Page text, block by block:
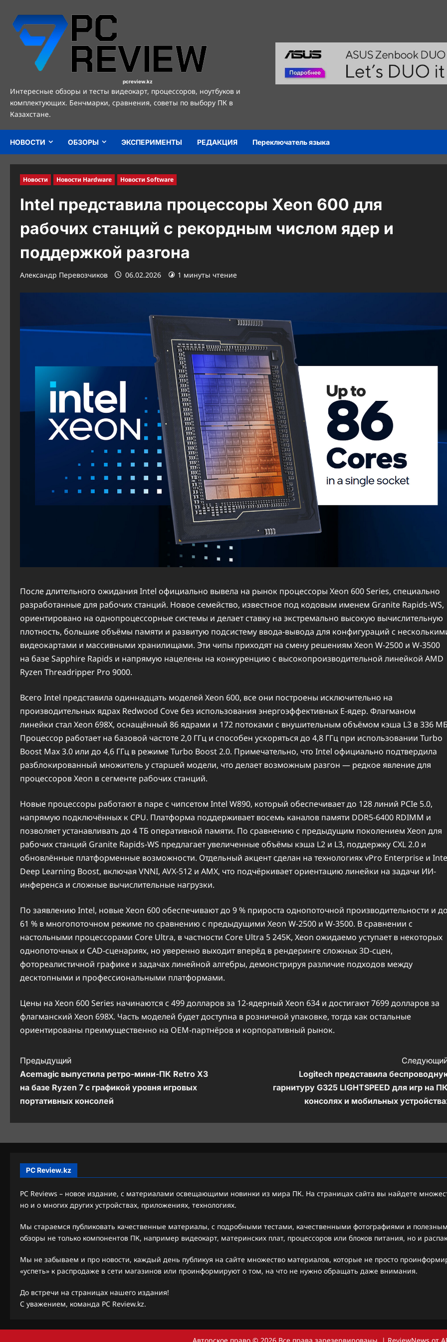
содержимому
pcreview.kz
Интересные обзоры и тесты видеокарт, процессоров, ноутбуков и
комплектующих. Бенчмарки, сравнения, советы по выбору ПК в
Казахстане.
НОВОСТИ ОБЗОРЫ ЭКСПЕРИМЕНТЫ РЕДАКЦИЯ Переключатель языка
Новости Новости Hardware Новости Software
Intel представила процессоры Xeon 600 для
рабочих станций с рекордным числом ядер и
поддержкой разгона
Александр Перевозчиков 06.02.2026 1 минуты чтение
После длительного ожидания Intel официально вывела на рынок процессоры Xeon 600 Series, специально
разработанные для рабочих станций. Новое семейство, известное под кодовым именем Granite Rapids-WS,
ориентировано на однопроцессорные системы и делает ставку на экстремально высокую вычислительную
плотность, большие объёмы памяти и развитую подсистему ввода-вывода для конфигураций с
видеокартами и массивными хранилищами. Эти чипы приходят на смену решениям Xeon W-2500 и W-3500
на базе Sapphire Rapids и напрямую нацелены на конкуренцию с высокопроизводительной линейкой AMD
Ryzen Threadripper Pro 9000.
Всего Intel представила одиннадцать моделей Xeon 600, все они построены исключительно на
производительных ядрах Redwood Cove без использования энергоэффективных E-ядер. Флагманом
линейки стал Xeon 698X, оснащённый 86 ядрами и 172 потоками с внушительным объёмом кэша L3 в 336
Процессор работает на базовой частоте 2,0 ГГц и способен ускоряться до 4,8 ГГц при использовании Turbo
Boost Max 3.0 или до 4,6 ГГц в режиме Turbo Boost 2.0. Примечательно, что Intel официально подтвердила
разблокированный множитель у старшей модели, что делает возможным разгон — редкое явление для
процессоров Xeon в сегменте рабочих станций.
Новые процессоры работают в паре с чипсетом Intel W890, который обеспечивает до 128 линий PCIe 5.0,
напрямую подключённых к CPU. Платформа поддерживает восемь каналов памяти DDR5-6400 RDIMM и
позволяет устанавливать до 4 ТБ оперативной памяти. По сравнению с предыдущим поколением Xeon для
рабочих станций Granite Rapids-WS предлагает увеличенные объёмы кэша L2 и L3, поддержку CXL 2.0 и
обновлённые платформенные возможности. Отдельный акцент сделан на технологиях vPro Enterprise и
Deep Learning Boost, включая VNNI, AVX-512 и AMX, что подчёркивает ориентацию линейки на задачи ИИ-
инференса и сложные вычислительные нагрузки.
По заявлению Intel, новые Xeon 600 обеспечивают до 9 % прироста однопоточной производительности и
61 % в многопоточном режиме по сравнению с предыдущими Xeon W-2500 и W-3500. В сравнении с
настольными процессорами Core Ultra, в частности Core Ultra 5 245K, Xeon ожидаемо уступает в некоторых
однопоточных и CAD-сценариях, но уверенно выходит вперёд в рендеринге сложных 3D-сцен,
фотореалистичной графике и задачах линейной алгебры, демонстрируя различие подходов между
десктопными и профессиональными платформами.
Цены на Xeon 600 Series начинаются с 499 долларов за 12-ядерный Xeon 634 и достигают 7699 долларов за
флагманский Xeon 698X. Часть моделей будет доступна в розничной упаковке, тогда как остальные
ориентированы преимущественно на OEM-партнёров и корпоративный рынок.
Н
а
в
ц
и
я
з
а
п
и
с
Предыдущий
Acemagic выпустила ретро-мини-ПК Retro X3
на базе Ryzen 7 с графикой уровня игровых
портативных консолей
Logitech представила
гарнитуру G325 LIGHTSPEED для игр на
консолях и мобильных
PC Review.kz
PC Reviews – новое издание, с материалами освещающими новинки из мира ПК. На страницах сайта вы найдете
но и о многих других устройствах, приложениях, технологиях.
Мы стараемся публиковать качественные материалы, с подробными тестами, качественными фотографиями и
обзоры не только компонентов ПК, например видеокарт, материнских плат, процессоров или блоков питания, но и
Мы не забываем и про новости, каждый день публикуя на сайте множество материалов, которые не просто
«успеть» к распродаже в сети магазинов или проинформируют о том, на что не нужно обращать даже внимания.
До встречи на страницах нашего издания!
С уважением, команда PC Review.kz.